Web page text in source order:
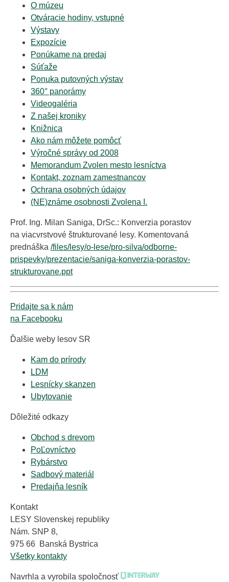
O múzeu
Otváracie hodiny, vstupné
Výstavy
Expozície
Ponúkame na predaj
Súťaže
Ponuka putovných výstav
360° panorámy
Videogaléria
Z našej kroniky
Knižnica
Ako nám môžete pomôcť
Výročné správy od 2008
Memorandum Zvolen mesto lesníctva
Kontakt, zoznam zamestnancov
Ochrana osobných údajov
(NE)známe osobnosti Zvolena I.
Prof. Ing. Milan Saniga, DrSc.: Konverzia porastov
na viacvrstvové štrukturované lesy. Komentovaná
prednáška /files/lesy/o-lese/pro-silva/odborne-
prispevky/prezentacie/saniga-konverzia-porastov-
strukturovane.ppt
Pridajte sa k nám
na Facebooku
Ďalšie weby lesov SR
Kam do prírody
LDM
Lesnícky skanzen
Ubytovanie
Dôležité odkazy
Obchod s drevom
PoĽovníctvo
Rybárstvo
Sadbový materiál
Predajňa lesník
Kontakt
LESY Slovenskej republiky
Nám. SNP 8,
975 66 Banská Bystrica
Všetky kontakty
Navrhla a vyrobila spoločnosť